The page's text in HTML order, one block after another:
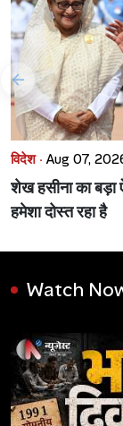
विदेश · Aug 07,
शेख हसीना का बड़ा
हमेशा दोस्त रहा है
Watch